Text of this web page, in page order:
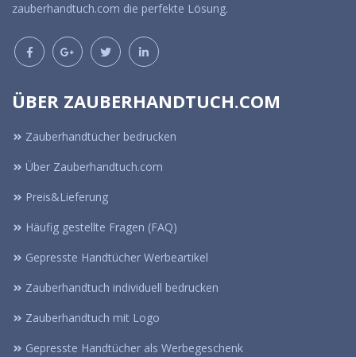
zauberhandtuch.com die perfekte Lösung.
ÜBER ZAUBERHANDTUCH.COM
Zauberhandtücher bedrucken
Über Zauberhandtuch.com
Preis&Lieferung
Häufig gestellte Fragen (FAQ)
Gepresste Handtücher Werbeartikel
Zauberhandtuch individuell bedrucken
Zauberhandtuch mit Logo
Gepresste Handtücher als Werbegeschenk